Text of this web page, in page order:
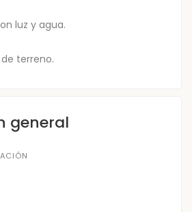
luz y agua.
terreno.
general